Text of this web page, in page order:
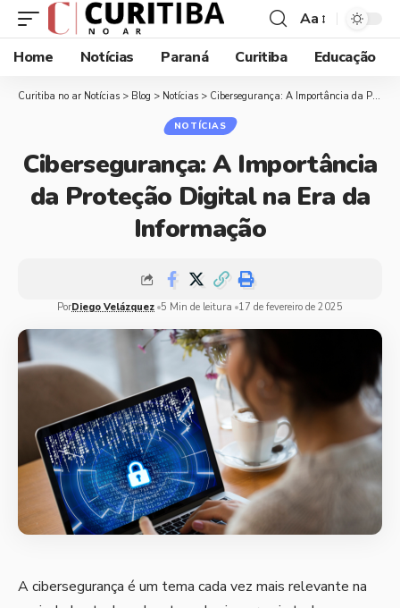
Aa
Home
Notícias Paraná Curitiba Educação
Curitiba no ar Notícias > Blog > Notícias > Cibersegurança: A Importância da Proteção Digital na Era da Informação
NOTÍCIAS
Cibersegurança: A Importância
da Proteção Digital na Era da
Informação
PorDiego Velázquez 5 Min de leitura 17 de fevereiro de 2025
A cibersegurança é um tema cada vez mais relevante na